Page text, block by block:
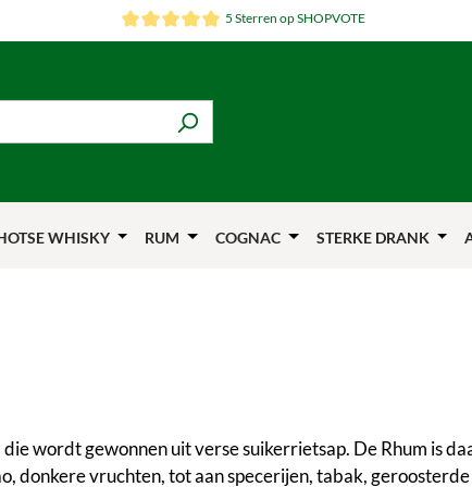
5 Sterren op SHOPVOTE
WHISKY RUM COGNAC STERKE DRANK
die wordt gewonnen uit verse suikerrietsap. De Rhum is
donkere vruchten, tot aan specerijen, tabak,